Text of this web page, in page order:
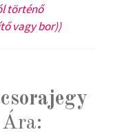
történő
vagy bor))